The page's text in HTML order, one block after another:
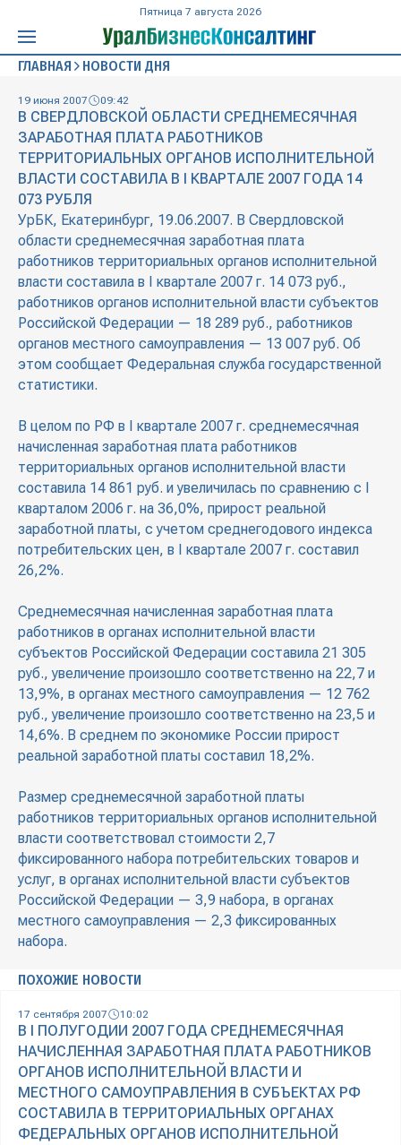
Пятница 7 августа 2026
ГЛАВНАЯ НОВОСТИ ДНЯ
19 июня 2007 09:42
В СВЕРДЛОВСКОЙ ОБЛАСТИ СРЕДНЕМЕСЯЧНАЯ
ЗАРАБОТНАЯ ПЛАТА РАБОТНИКОВ
ТЕРРИТОРИАЛЬНЫХ ОРГАНОВ ИСПОЛНИТЕЛЬНОЙ
ВЛАСТИ СОСТАВИЛА В I КВАРТАЛЕ 2007 ГОДА 14
073 РУБЛЯ
УрБК, Екатеринбург, 19.06.2007. В Свердловской
области среднемесячная заработная плата
работников территориальных органов исполнительной
власти составила в I квартале 2007 г. 14 073 руб.,
работников органов исполнительной власти субъектов
Российской Федерации — 18 289 руб., работников
органов местного самоуправления — 13 007 руб. Об
этом сообщает Федеральная служба государственной
статистики.
В целом по РФ в I квартале 2007 г. среднемесячная
начисленная заработная плата работников
территориальных органов исполнительной власти
составила 14 861 руб. и увеличилась по сравнению с I
кварталом 2006 г. на 36,0%, прирост реальной
заработной платы, с учетом среднегодового индекса
потребительских цен, в I квартале 2007 г. составил
26,2%.
Среднемесячная начисленная заработная плата
работников в органах исполнительной власти
субъектов Российской Федерации составила 21 305
руб., увеличение произошло соответственно на 22,7 и
13,9%, в органах местного самоуправления — 12 762
руб., увеличение произошло соответственно на 23,5 и
14,6%. В среднем по экономике России прирост
реальной заработной платы составил 18,2%.
Размер среднемесячной заработной платы
работников территориальных органов исполнительной
власти соответствовал стоимости 2,7
фиксированного набора потребительских товаров и
услуг, в органах исполнительной власти субъектов
Российской Федерации — 3,9 набора, в органах
местного самоуправления — 2,3 фиксированных
набора.
ПОХОЖИЕ НОВОСТИ
17 сентября 2007 10:02
В I ПОЛУГОДИИ 2007 ГОДА СРЕДНЕМЕСЯЧНАЯ
НАЧИСЛЕННАЯ ЗАРАБОТНАЯ ПЛАТА РАБОТНИКОВ
ОРГАНОВ ИСПОЛНИТЕЛЬНОЙ ВЛАСТИ И
МЕСТНОГО САМОУПРАВЛЕНИЯ В СУБЪЕКТАХ РФ
СОСТАВИЛА В ТЕРРИТОРИАЛЬНЫХ ОРГАНАХ
ФЕДЕРАЛЬНЫХ ОРГАНОВ ИСПОЛНИТЕЛЬНОЙ